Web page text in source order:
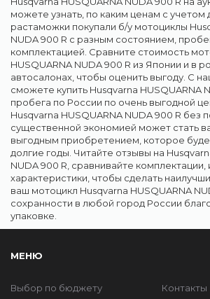
можете узнать, по каким ценам с учетом
растаможки покупали б/у мотоциклы
NUDA 900 R с разным состоянием,
комплектацией. Сравните стоимость
HUSQUARNA NUDA 900 R из Японии и в
автосалонах, чтобы оценить выгоду. С
сможете купить Husqvarna HUSQUARNA
пробега по России по очень выгодной
Husqvarna HUSQUARNA NUDA 900 R без
существенной экономией может стать
выгодным приобретением, которое
долгие годы. Читайте отзывы на
NUDA 900 R, сравнивайте комплектации,
характеристики, чтобы сделать
ваш мотоцикл Husqvarna HUSQUARNA
сохранности в любой город России
упаковке.
МЕНЮ
Выбор по бюджету
Контакты